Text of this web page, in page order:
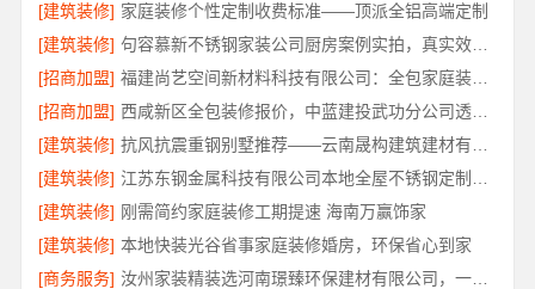
[建筑装修] 家庭装修个性定制收费标准——顶派全铝高端定制
[建筑装修]
句容慕新不锈钢家装公司厨房案例实拍，真实效果见证
[招商加盟]
福建尚艺空间新材料科技有限公司：全包家庭装修口碑优选报价明细
[招商加盟]
西咸新区全包装修报价，中蓝建投武功分公司透明合理
[建筑装修]
[建筑装修]
[建筑装修] 刚需简约家庭装修工期提速 海南万赢饰家
[建筑装修] 本地快装光谷省事家庭装修婚房，环保省心到家
[商务服务]
汝州家装精装选河南璟臻环保建材有限公司，一站式省心装修服务